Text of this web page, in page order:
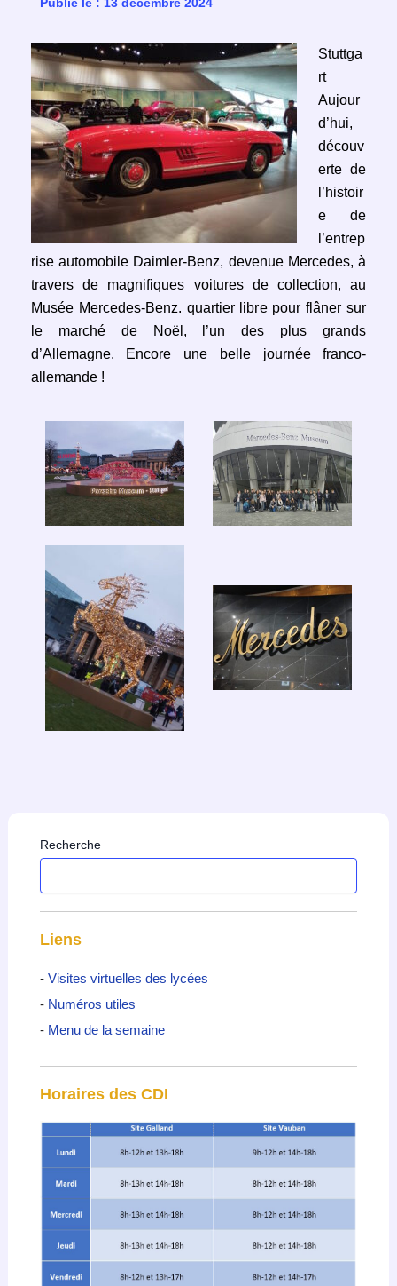
Stuttga
rt
Aujour
d’hui,
découv
erte de
l’histoir
e de
l’entrep
rise automobile Daimler-Benz, devenue Mercedes, à
travers de magnifiques voitures de collection, au
Musée Mercedes-Benz. quartier libre pour flâner sur
le marché de Noël, l’un des plus grands
d’Allemagne. Encore une belle journée franco-
allemande !
Recherche
Liens
- Visites virtuelles des lycées
- Numéros utiles
- Menu de la semaine
Horaires des CDI